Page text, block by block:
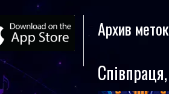
Архив